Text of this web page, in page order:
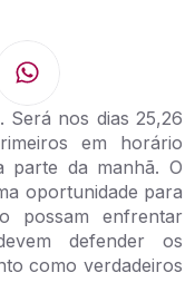
Será nos dias 25,26
em horário
parte da manhã. O
oportunidade para
possam enfrentar
defender os
como verdadeiros